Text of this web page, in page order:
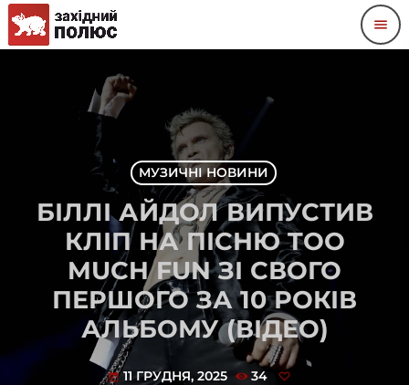
menu
МУЗИЧНІ НОВИНИ
БІЛЛІ АЙДОЛ ВИПУСТИВ
КЛІП НА ПІСНЮ TOO
MUCH FUN ЗІ СВОГО
ПЕРШОГО ЗА 10 РОКІВ
АЛЬБОМУ (ВІДЕО)
today 11 ГРУДНЯ, 2025 34